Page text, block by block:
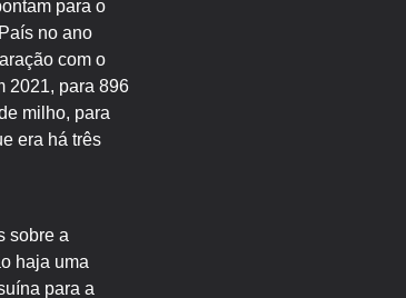
para o
no ano
com o
2021, para 896
milho, para
era há três
sobre a
haja uma
para a